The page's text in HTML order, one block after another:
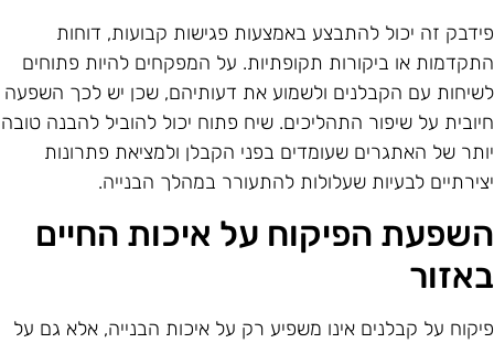
זה יכול להתבצע באמצעות פגישות קבועות, דוחות
או ביקורות תקופתיות. על המפקחים להיות פתוחים
עם הקבלנים ולשמוע את דעותיהם, שכן יש לכך השפעה
על שיפור התהליכים. שיח פתוח יכול להוביל להבנה טובה
של האתגרים שעומדים בפני הקבלן ולמציאת פתרונות
לבעיות שעלולות להתעורר במהלך הבנייה.
הפיקוח על איכות החיים
על קבלנים אינו משפיע רק על איכות הבנייה, אלא גם על